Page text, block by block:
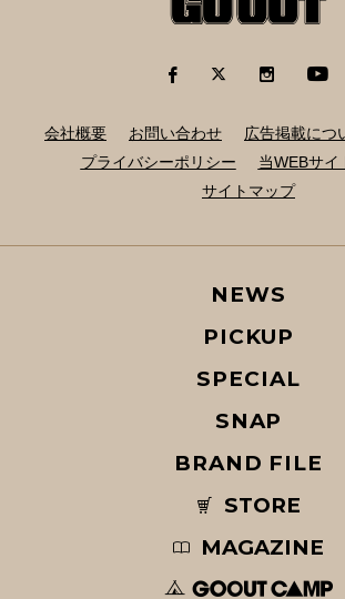
会社概要 お問い合わせ 広告掲載につ
プライバシーポリシー
当WEBサイ
サイトマップ
NEWS
PICKUP
SPECIAL
SNAP
BRAND FILE
STORE
MAGAZINE